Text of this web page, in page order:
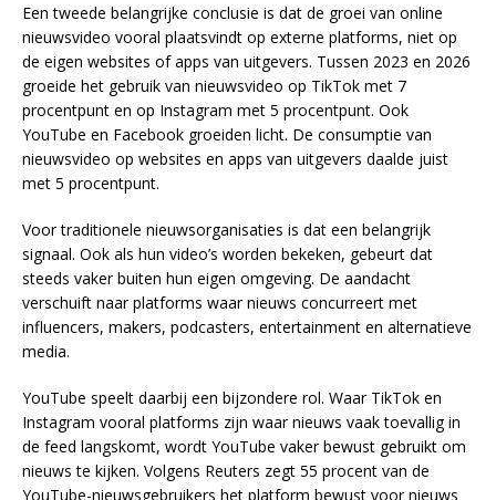
Een tweede belangrijke conclusie is dat de groei van online
nieuwsvideo vooral plaatsvindt op externe platforms, niet op
de eigen websites of apps van uitgevers. Tussen 2023 en 2026
groeide het gebruik van nieuwsvideo op TikTok met 7
procentpunt en op Instagram met 5 procentpunt. Ook
YouTube en Facebook groeiden licht. De consumptie van
nieuwsvideo op websites en apps van uitgevers daalde juist
met 5 procentpunt.
Voor traditionele nieuwsorganisaties is dat een belangrijk
signaal. Ook als hun video’s worden bekeken, gebeurt dat
steeds vaker buiten hun eigen omgeving. De aandacht
verschuift naar platforms waar nieuws concurreert met
influencers, makers, podcasters, entertainment en alternatieve
media.
YouTube speelt daarbij een bijzondere rol. Waar TikTok en
Instagram vooral platforms zijn waar nieuws vaak toevallig in
de feed langskomt, wordt YouTube vaker bewust gebruikt om
nieuws te kijken. Volgens Reuters zegt 55 procent van de
YouTube-nieuwsgebruikers het platform bewust voor nieuws